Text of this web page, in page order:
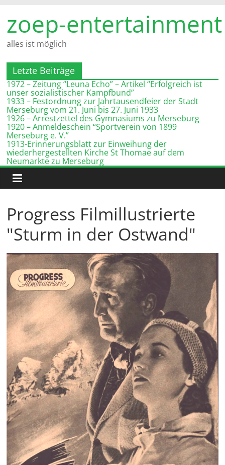
Inhalt
springen
zoep-entertainment
alles ist möglich
Letzte Beiträge
1972 – Zeitung “Leuna Echo” – Artikel “Erfolgreich ist
unser sozialistischer Kampfbund”
1933 – Festordnung zur Jahrtausendfeier der Stadt
Merseburg vom 21. Juni bis 27. Juni 1933
1926 – Arrestzettel des Gymnasiums zu Merseburg
1920 – Anmeldeschein “Sportverein von 1899
Merseburg e. V.”
1913-Erinnerungsblatt zur Einweihung der
wiederhergestellten Kirche St Thomae auf dem
Neumarkte zu Merseburg
Progress Filmillustrierte
"Sturm in der Ostwand"